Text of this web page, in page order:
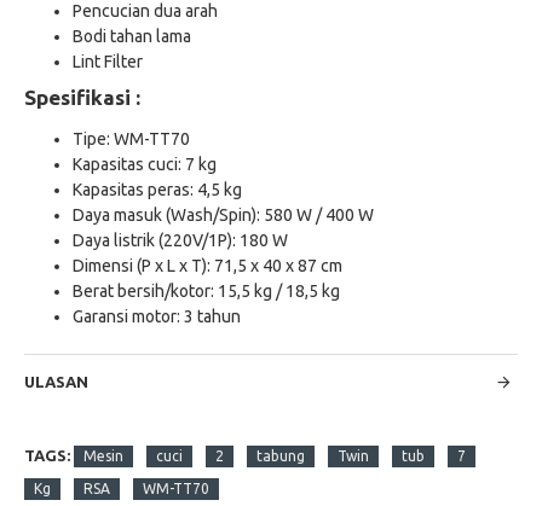
Pencucian dua arah
Bodi tahan lama
Lint Filter
Spesifikasi :
Tipe: WM-TT70
Kapasitas cuci: 7 kg
Kapasitas peras: 4,5 kg
Daya masuk (Wash/Spin): 580 W / 400 W
Daya listrik (220V/1P): 180 W
Dimensi (P x L x T): 71,5 x 40 x 87 cm
Berat bersih/kotor: 15,5 kg / 18,5 kg
Garansi motor: 3 tahun
ULASAN
TAGS: Mesin cuci 2 tabung Twin tub 7
Kg RSA WM-TT70